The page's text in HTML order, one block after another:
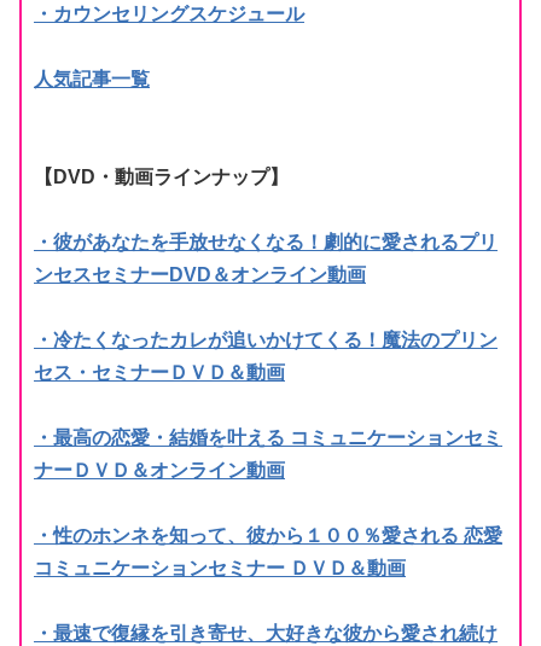
・カウンセリングスケジュール
人気記事一覧
【DVD・動画ラインナップ】
・彼があなたを手放せなくなる！劇的に愛されるプリ
ンセスセミナーDVD＆オンライン動画
・冷たくなったカレが追いかけてくる！魔法のプリン
セス・セミナーＤＶＤ＆動画
・最高の恋愛・結婚を叶える コミュニケーションセミ
ナーＤＶＤ＆オンライン動画
・性のホンネを知って、彼から１００％愛される 恋愛
コミュニケーションセミナー ＤＶＤ＆動画
・最速で復縁を引き寄せ、大好きな彼から愛され続け